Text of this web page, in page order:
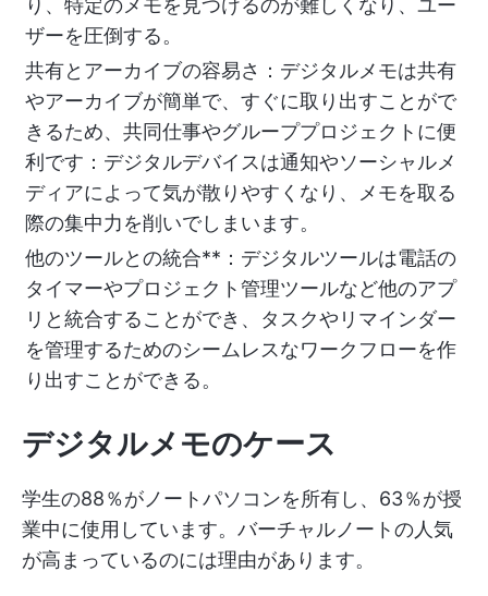
り、特定のメモを見つけるのが難しくなり、ユー
ザーを圧倒する。
共有とアーカイブの容易さ：デジタルメモは共有
やアーカイブが簡単で、すぐに取り出すことがで
きるため、共同仕事やグループプロジェクトに便
利です：デジタルデバイスは通知やソーシャルメ
ディアによって気が散りやすくなり、メモを取る
際の集中力を削いでしまいます。
他のツールとの統合**：デジタルツールは電話の
タイマーやプロジェクト管理ツールなど他のアプ
リと統合することができ、タスクやリマインダー
を管理するためのシームレスなワークフローを作
り出すことができる。
デジタルメモのケース
学生の88％がノートパソコンを所有し、63％が授
業中に使用しています。バーチャルノートの人気
が高まっているのには理由があります。